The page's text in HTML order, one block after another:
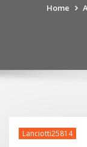
Home
Lanciotti25814